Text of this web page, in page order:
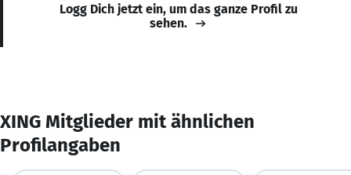
Logg Dich jetzt ein, um das ganze Profil zu
sehen.
XING Mitglieder mit ähnlichen
Profilangaben